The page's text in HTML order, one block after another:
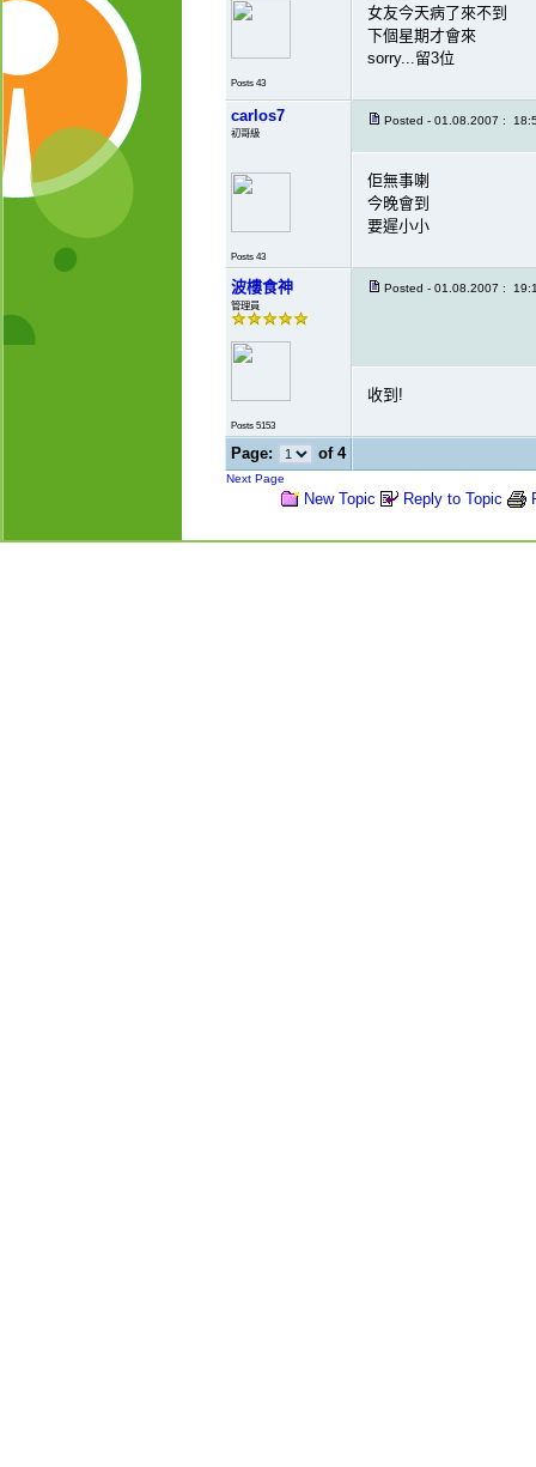
Posts 43
女友今天病了來不到
下個星期才會來
sorry...留3位
carlos7
初哥級
Posts 43
Posted - 01.08.2007 :
佢無事喇
今晚會到
要遲小小
波樓食神
管理員
Posts 5153
Posted - 01.08.2007 :
收到!
Page: of 4
Next Page
New Topic Reply to Topic